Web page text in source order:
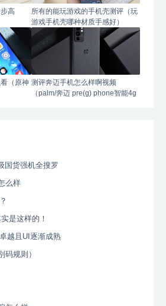
高
所有的能玩游戏的手机壳测评（玩
游戏手机壳哪种材质手感好）
（原神 测评奔迈手机怎么样啊视频
（palm/奔迈 pre(g) phone智能4g
国货强机全搜罗
么样
是这样的！
越且UI逐渐成熟
码规则）